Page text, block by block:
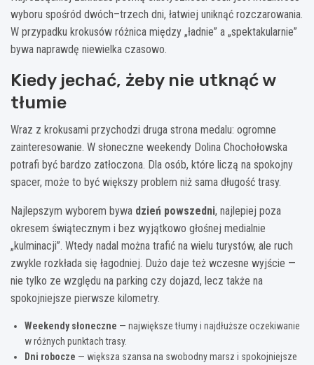
wyboru spośród dwóch–trzech dni, łatwiej uniknąć rozczarowania.
W przypadku krokusów różnica między „ładnie” a „spektakularnie”
bywa naprawdę niewielka czasowo.
Kiedy jechać, żeby nie utknąć w
tłumie
Wraz z krokusami przychodzi druga strona medalu: ogromne
zainteresowanie. W słoneczne weekendy Dolina Chochołowska
potrafi być bardzo zatłoczona. Dla osób, które liczą na spokojny
spacer, może to być większy problem niż sama długość trasy.
Najlepszym wyborem bywa dzień powszedni, najlepiej poza
okresem świątecznym i bez wyjątkowo głośnej medialnie
„kulminacji”. Wtedy nadal można trafić na wielu turystów, ale ruch
zwykle rozkłada się łagodniej. Dużo daje też wczesne wyjście —
nie tylko ze względu na parking czy dojazd, lecz także na
spokojniejsze pierwsze kilometry.
Weekendy słoneczne — największe tłumy i najdłuższe oczekiwanie
w różnych punktach trasy.
Dni robocze — większa szansa na swobodny marsz i spokojniejsze